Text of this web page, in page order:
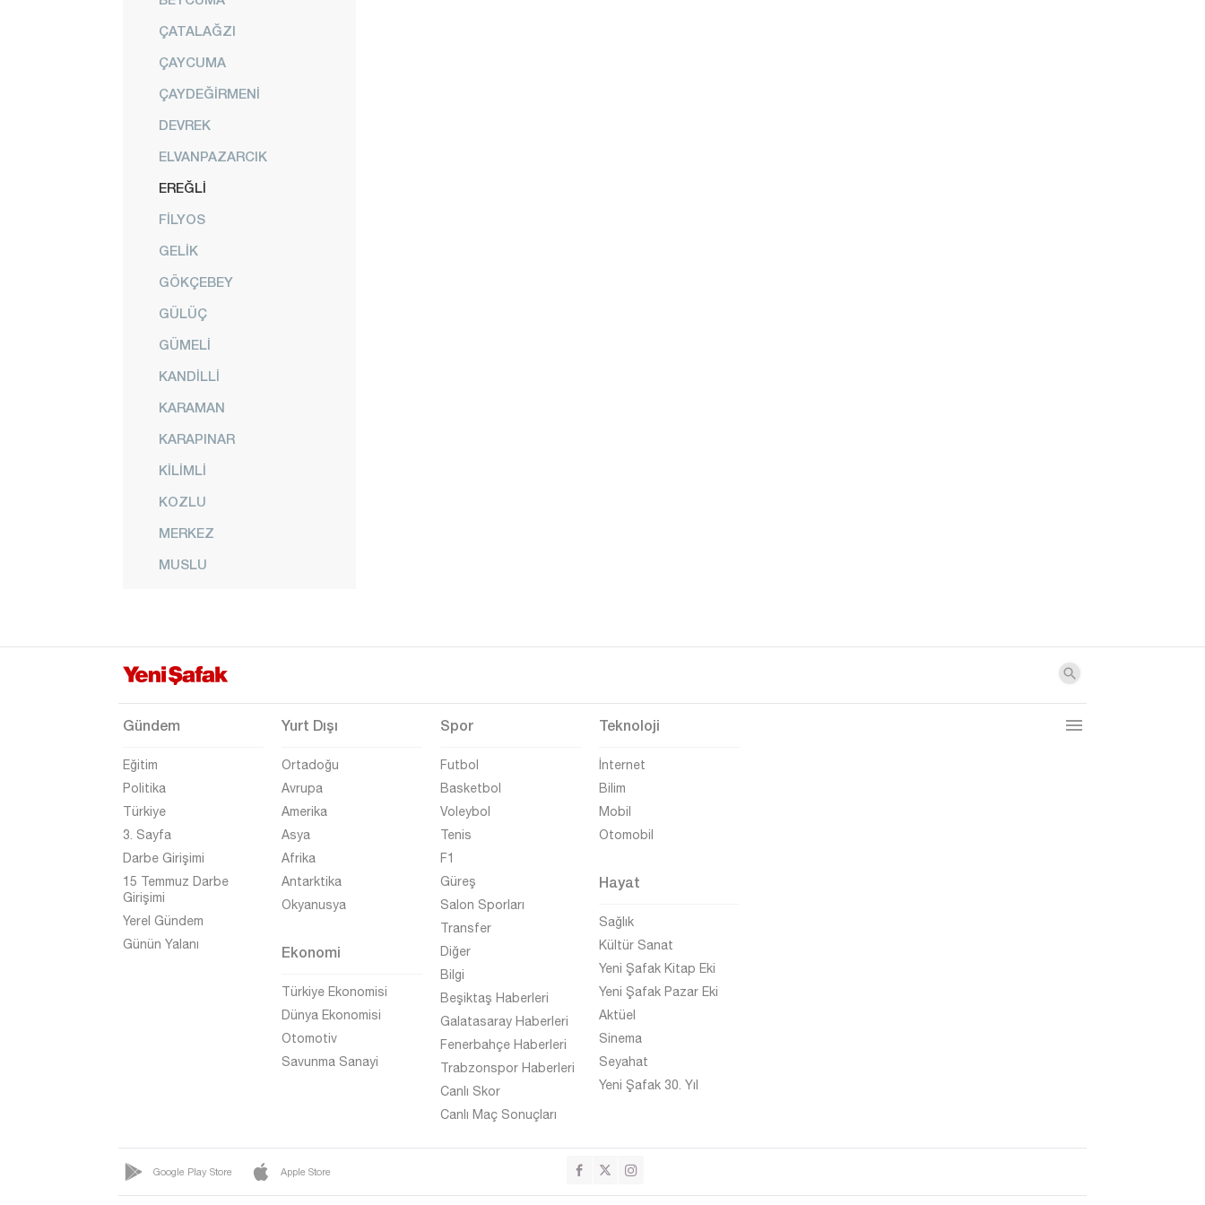
ÇATALAĞZI
ÇAYCUMA
ÇAYDEĞİRMENİ
DEVREK
ELVANPAZARCIK
EREĞLİ
FİLYOS
GELİK
GÖKÇEBEY
GÜLÜÇ
GÜMELİ
KANDİLLİ
KARAMAN
KARAPINAR
KİLİMLİ
KOZLU
MERKEZ
MUSLU
SALTUKOVA
Gündem
Eğitim
Politika
Türkiye
3. Sayfa
Darbe Girişimi
15 Temmuz Darbe
Girişimi
Yerel Gündem
Günün Yalanı
Yurt Dışı
Ortadoğu
Avrupa
Amerika
Asya
Afrika
Antarktika
Okyanusya
Ekonomi
Türkiye Ekonomisi
Dünya Ekonomisi
Otomotiv
Savunma Sanayi
Spor
Futbol
Basketbol
Voleybol
Tenis
F1
Güreş
Salon Sporları
Transfer
Diğer
Bilgi
Beşiktaş Haberleri
Galatasaray Haberleri
Fenerbahçe Haberleri
Trabzonspor Haberleri
Canlı Skor
Canlı Maç Sonuçları
Teknoloji
İnternet
Bilim
Mobil
Otomobil
Hayat
Sağlık
Kültür Sanat
Yeni Şafak Kitap Eki
Yeni Şafak Pazar Eki
Aktüel
Sinema
Seyahat
Yeni Şafak 30. Yıl
Google Play Store Apple Store